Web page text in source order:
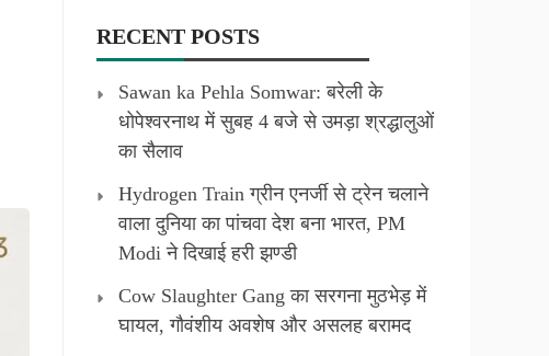
RECENT POSTS
Sawan ka Pehla Somwar: बरेली के
धोपेश्वरनाथ में सुबह 4 बजे से उमड़ा श्रद्धालुओं
का सैलाव
Hydrogen Train ग्रीन एनर्जी से ट्रेन चलाने
वाला दुनिया का पांचवा देश बना भारत, PM
Modi ने दिखाई हरी झण्डी
Cow Slaughter Gang का सरगना मुठभेड़ में
घायल, गौवंशीय अवशेष और असलह बरामद